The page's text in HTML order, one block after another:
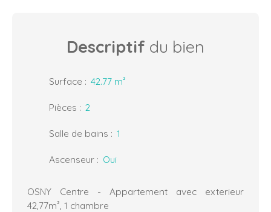
Descriptif du bien
Surface : 42.77 m²
Pièces : 2
Salle de bains : 1
Ascenseur : Oui
OSNY Centre - Appartement avec exterieur
42,77m², 1 chambre